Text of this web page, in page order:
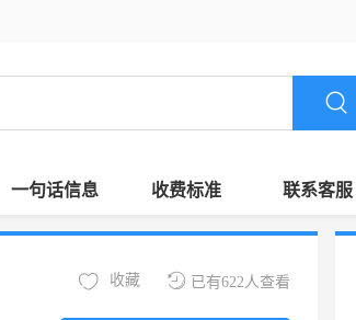
一句话信息 收费标准 联系客服
已有622人查看
收藏